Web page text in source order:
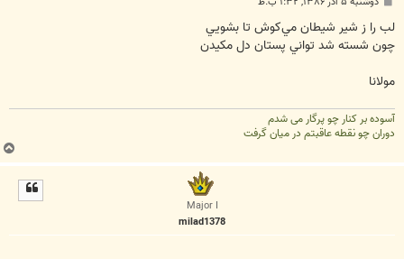
ت
لب را ز شير شيطان مي‌کوش تا بشويي
چون شسته شد تواني پستان دل مکيدن
مولانا
آسوده بر کنار چو پرگار می شدم
دوران چو نقطه عاقبتم در میان گرفت
ب
ا
Major I
milad1378